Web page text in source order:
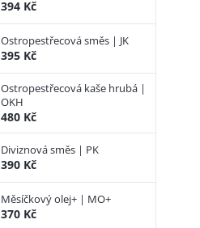
394 Kč
Ostropestřecová směs | JK
395 Kč
Ostropestřecová kaše hrubá |
OKH
480 Kč
Diviznová směs | PK
390 Kč
Měsíčkový olej+ | MO+
370 Kč